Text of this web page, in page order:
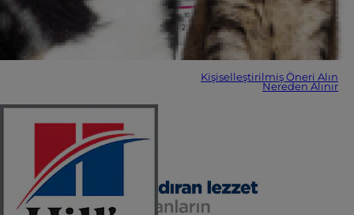
Kişiselleştirilmiş Öneri Alın
Nereden Alınır